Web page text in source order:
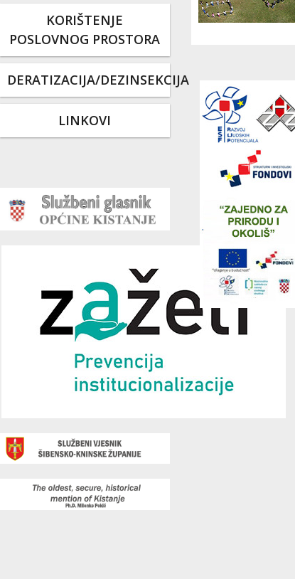
KORIŠTENJE
POSLOVNOG PROSTORA
DERATIZACIJA/DEZINSEKCIJA
LINKOVI